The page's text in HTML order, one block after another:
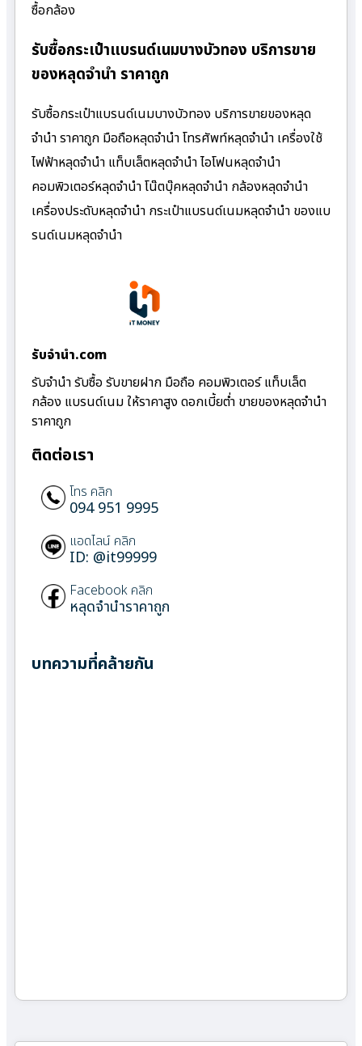
ซื้อกล้อง
รับซื้อกระเป๋าแบรนด์เนมบางบัวทอง บริการขาย
ของหลุดจำนำ ราคาถูก
รับซื้อกระเป๋าแบรนด์เนมบางบัวทอง บริการขายของหลุด
จำนำ ราคาถูก มือถือหลุดจำนำ โทรศัพท์หลุดจำนำ เครื่องใช้
ไฟฟ้าหลุดจำนำ แท็บเล็ตหลุดจำนำ ไอโฟนหลุดจำนำ
คอมพิวเตอร์หลุดจำนำ โน๊ตบุ๊คหลุดจำนำ กล้องหลุดจำนำ
เครื่องประดับหลุดจำนำ กระเป๋าแบรนด์เนมหลุดจำนำ ของแบ
รนด์เนมหลุดจำนำ
รับจํานํา.com
รับจำนำ รับซื้อ รับขายฝาก มือถือ คอมพิวเตอร์ แท็บเล็ต
กล้อง แบรนด์เนม ให้ราคาสูง ดอกเบี้ยต่ำ ขายของหลุดจำนำ
ราคาถูก
ติดต่อเรา
โทร คลิก
094 951 9995
แอดไลน์ คลิก
ID: @it99999
Facebook คลิก
หลุดจำนำราคาถูก
บทความที่คล้ายกัน